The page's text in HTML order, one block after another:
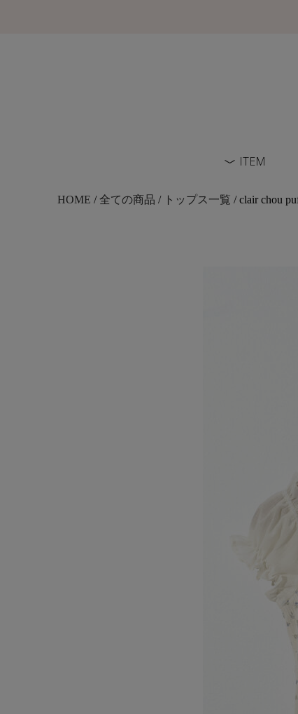
ITEM
HOME /全ての商品 / トップス一覧 / clair chou